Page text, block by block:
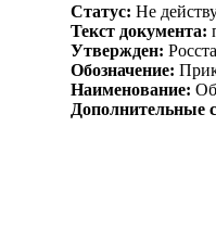
Статус: Не
Текст документа:
Утвержден:
Обозначение:
Наименование: Об
Дополнительные